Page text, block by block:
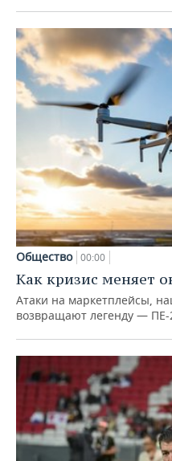
Общество 00:00
Как кризис меняет
Атаки на маркетплейсы,
возвращают легенду — ПЕ-